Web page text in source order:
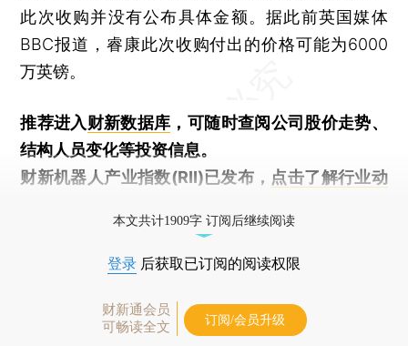
此次收购并没有公布具体金额。据此前英国媒体
BBC报道，睿康此次收购付出的价格可能为6000
万英镑。
推荐进入财新数据库 ，可随时查阅公司股价走势、
结构人员变化等投资信息。
财新机器人产业指数(RII)已发布， 点击了解行业动
本文共计1909字 订阅后继续阅读
登录 后获取已订阅的阅读权限
财新通会员
可畅读全文
订阅/会员升级